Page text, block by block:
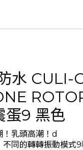
水 CULI-
蛋9 黑色
！乳頭高潮！d
同的轉轉振動模式9